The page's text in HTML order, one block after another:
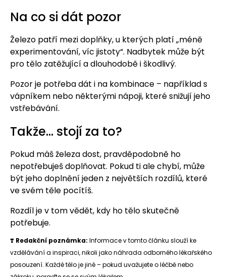
Na co si dát pozor
Železo patří mezi doplňky, u kterých platí „méně
experimentování, víc jistoty“. Nadbytek může být
pro tělo zatěžující a dlouhodobě i škodlivý.
Pozor je potřeba dát i na kombinace – například s
vápníkem nebo některými nápoji, které snižují jeho
vstřebávání.
Takže… stojí za to?
Pokud máš železa dost, pravděpodobně ho
nepotřebuješ doplňovat. Pokud ti ale chybí, může
být jeho doplnění jeden z největších rozdílů, které
ve svém těle pocítíš.
Rozdíl je v tom vědět, kdy ho tělo skutečně
potřebuje.
❣️ Redakční poznámka: Informace v tomto článku slouží ke
vzdělávání a inspiraci, nikoli jako náhrada odborného lékařského
posouzení. Každé tělo je jiné – pokud uvažujete o léčbě nebo